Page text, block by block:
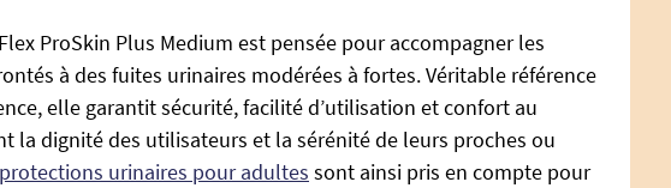
ProSkin Plus Medium est pensée pour accompagner les
à des fuites urinaires modérées à fortes. Véritable référence
elle garantit sécurité, facilité d’utilisation et confort au
la dignité des utilisateurs et la sérénité de leurs proches ou
protections urinaires pour adultes sont ainsi pris en compte pour